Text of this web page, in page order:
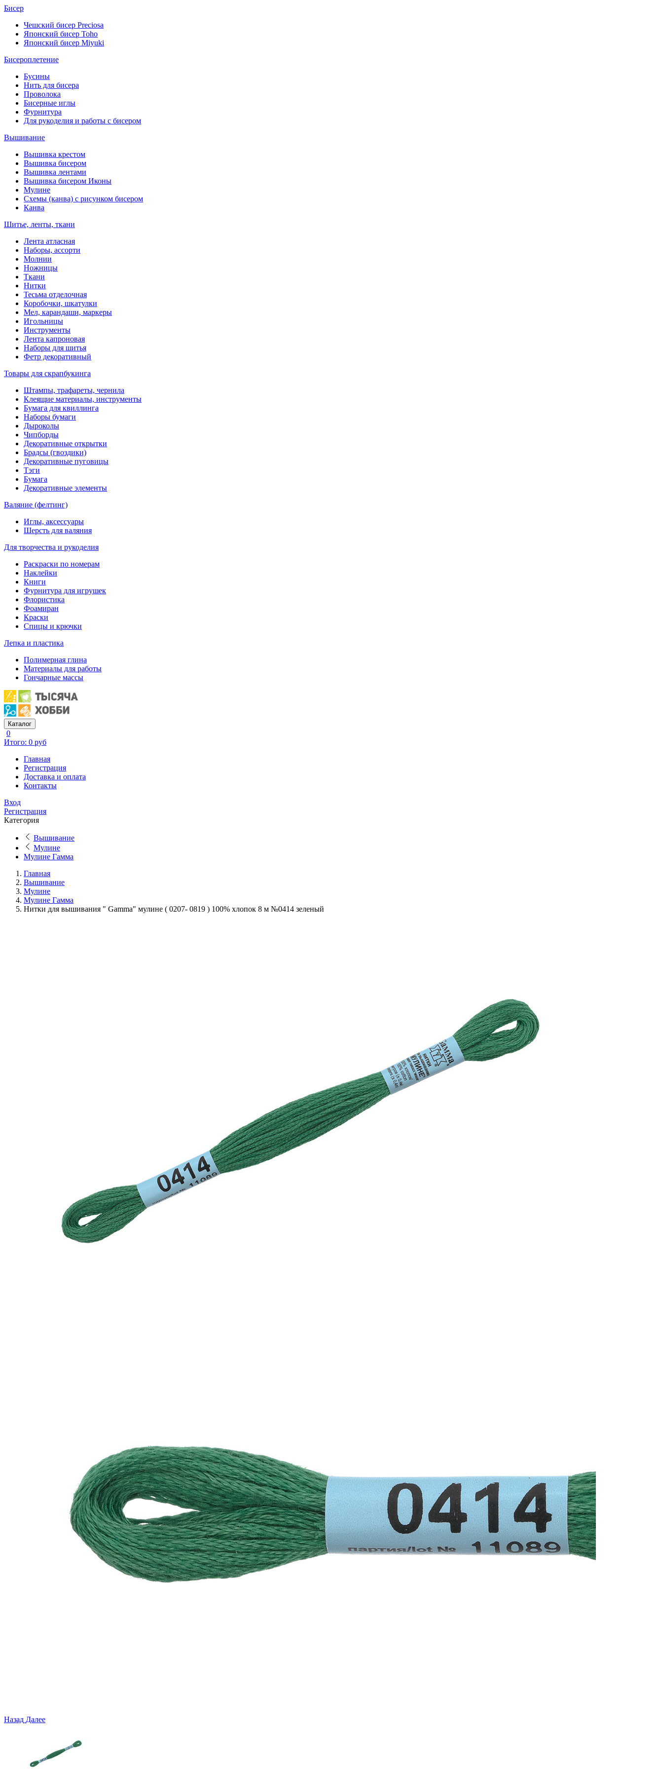
Бисер
Чешский бисер Preciosa
Японский бисер Toho
Японский бисер Miyuki
Бисероплетение
Бусины
Нить для бисера
Проволока
Бисерные иглы
Фурнитура
Для рукоделия и работы с бисером
Вышивание
Вышивка крестом
Вышивка бисером
Вышивка лентами
Вышивка бисером Иконы
Мулине
Схемы (канва) с рисунком бисером
Канва
Шитье, ленты, ткани
Лента атласная
Наборы, ассорти
Молнии
Ножницы
Ткани
Нитки
Тесьма отделочная
Коробочки, шкатулки
Мел, карандаши, маркеры
Игольницы
Инструменты
Лента капроновая
Наборы для шитья
Фетр декоративный
Товары для скрапбукинга
Штампы, трафареты, чернила
Клеящие материалы, инструменты
Бумага для квиллинга
Наборы бумаги
Дыроколы
Чипборды
Декоративные открытки
Брадсы (гвоздики)
Декоративные пуговицы
Тэги
Бумага
Декоративные элементы
Валяние (фелтинг)
Иглы, аксессуары
Шерсть для валяния
Для творчества и рукоделия
Раскраски по номерам
Наклейки
Книги
Фурнитура для игрушек
Флористика
Фоамиран
Краски
Спицы и крючки
Лепка и пластика
Полимерная глина
Материалы для работы
Гончарные массы
Каталог
0
Итого: 0 руб
Главная
Регистрация
Доставка и оплата
Контакты
Вход
Регистрация
Категория
Вышивание
Мулине
Мулине Гамма
Главная
Вышивание
Мулине
Мулине Гамма
Нитки для вышивания " Gamma" мулине ( 0207- 0819 ) 100% хлопок 8 м №0414 зеленый
Назад Далее